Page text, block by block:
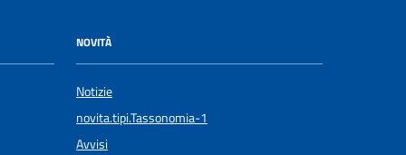
NOVITÀ
Notizie
novita.tipi.Tassonomia-1
Avvisi